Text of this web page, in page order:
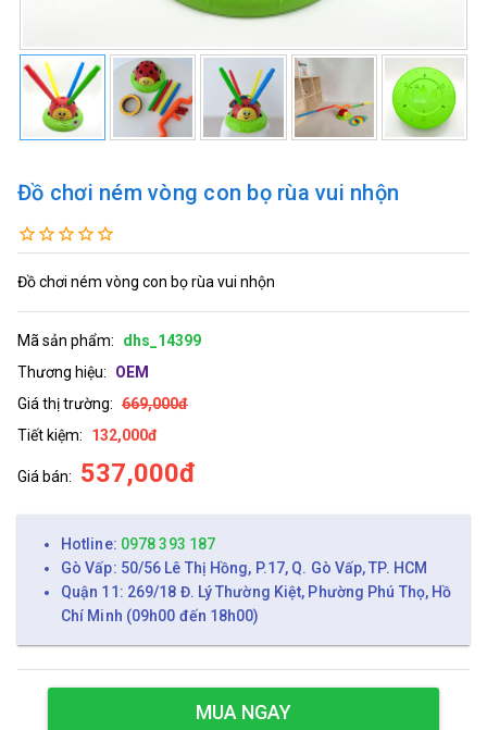
Đồ chơi ném vòng con bọ rùa vui nhộn
Đồ chơi ném vòng con bọ rùa vui nhộn
Mã sản phẩm:
dhs_14399
Thương hiệu:
OEM
Giá thị trường: 669,000đ
Tiết kiệm:
132,000đ
Giá bán: 537,000đ
Hotline: 0978 393 187
Gò Vấp: 50/56 Lê Thị Hồng, P.17, Q. Gò Vấp, TP. HCM
Quận 11: 269/18 Đ. Lý Thường Kiệt, Phường Phú Thọ, Hồ
Chí Minh (09h00 đến 18h00)
MUA NGAY